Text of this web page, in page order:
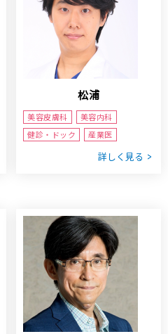
松浦
美容皮膚科
美容内科
健診・ドック
産業医
詳しく見る